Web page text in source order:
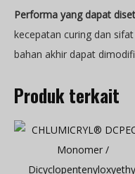
Performa yang dapat
kecepatan curing dan
bahan akhir dapat
Produk terkait